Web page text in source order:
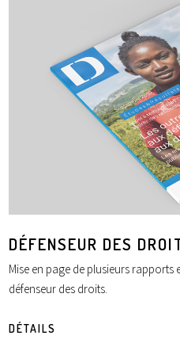
DÉFENSEUR DES
Mise en page de plusieurs
défenseur des droits.
DÉTAILS